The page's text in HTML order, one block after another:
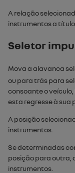
A relação
instrumentos a
Seletor
Mova a alavanca
ou para trás para
consoante o veículo,
esta regresse à sua
A posição
instrumentos.
Se determinadas
posição para outra,
instrumentos.